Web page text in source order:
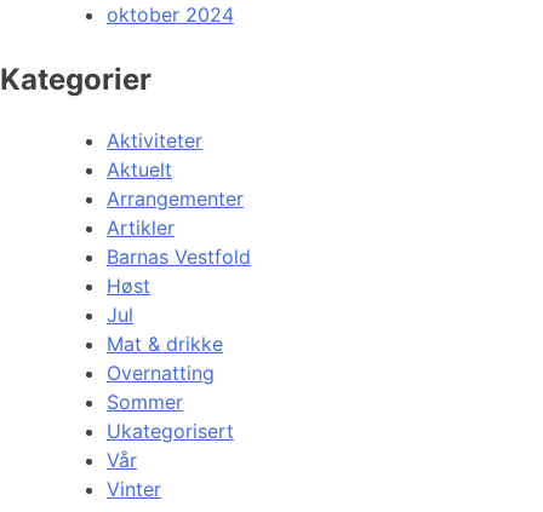
oktober 2024
Kategorier
Aktiviteter
Aktuelt
Arrangementer
Artikler
Barnas Vestfold
Høst
Jul
Mat & drikke
Overnatting
Sommer
Ukategorisert
Vår
Vinter